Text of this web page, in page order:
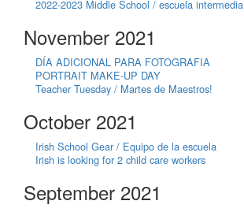
2022-2023 Middle School / escuela intermedia
November 2021
DÍA ADICIONAL PARA FOTOGRAFIA
PORTRAIT MAKE-UP DAY
Teacher Tuesday / Martes de Maestros!
October 2021
Irish School Gear / Equipo de la escuela
Irish is looking for 2 child care workers
September 2021